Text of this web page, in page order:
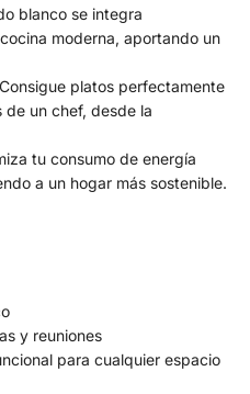
blanco se integra
moderna, aportando un
platos perfectamente
un chef, desde la
tu consumo de energía
a un hogar más sostenible.
y reuniones
para cualquier espacio